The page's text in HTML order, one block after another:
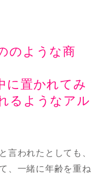
のような商
に置かれてみ
るようなアル
言われたとしても、
、一緒に年齢を重ね